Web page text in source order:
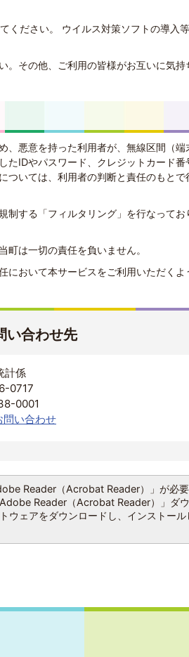
ください。 ウイルス対策ソフトの導入
。その他、ご利用の皆様がお互いに気持
、悪意を持った利用者が、無線区間（端
たIDやパスワード、クレジットカード番
ついては、利用者の判断と責任のもとで
制する「フィルタリング」を行なってお
は一切の責任を負いません。
において本サービスをご利用いただくよ
い合わせ先
計係
0717
0001
問い合わせ
Reader（Acrobat Reader）」が必
Reader（Acrobat Reader）」ダ
ウェアをダウンロードし、インストール